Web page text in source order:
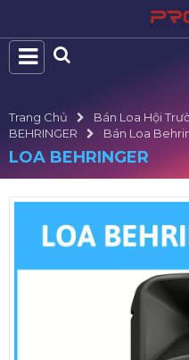
Trang Chủ Bán Loa Hội
BEHRINGER
Bán Loa
LOA BEHRINGER